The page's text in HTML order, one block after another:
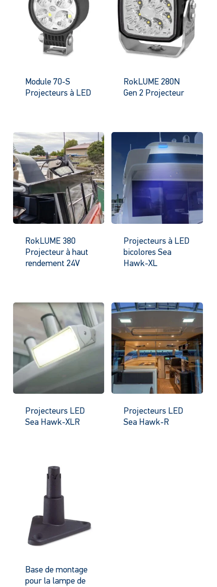
Module 70-S
Projecteurs à LED
RokLUME 280N
Gen 2 Projecteur
RokLUME 380
Projecteur à haut
rendement 24V
Projecteurs à LED
bicolores Sea
Hawk-XL
Projecteurs LED
Sea Hawk-XLR
Projecteurs LED
Sea Hawk-R
Base de montage
pour la lampe de